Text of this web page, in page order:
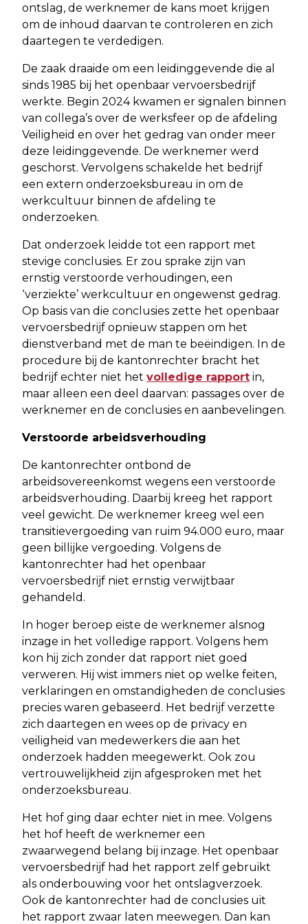
ontslag, de werknemer de kans moet krijgen
om de inhoud daarvan te controleren en zich
daartegen te verdedigen.
De zaak draaide om een leidinggevende die al
sinds 1985 bij het openbaar vervoersbedrijf
werkte. Begin 2024 kwamen er signalen binnen
van collega’s over de werksfeer op de afdeling
Veiligheid en over het gedrag van onder meer
deze leidinggevende. De werknemer werd
geschorst. Vervolgens schakelde het bedrijf
een extern onderzoeksbureau in om de
werkcultuur binnen de afdeling te
onderzoeken.
Dat onderzoek leidde tot een rapport met
stevige conclusies. Er zou sprake zijn van
ernstig verstoorde verhoudingen, een
‘verziekte’ werkcultuur en ongewenst gedrag.
Op basis van die conclusies zette het openbaar
vervoersbedrijf opnieuw stappen om het
dienstverband met de man te beëindigen. In de
procedure bij de kantonrechter bracht het
bedrijf echter niet het volledige rapport in,
maar alleen een deel daarvan: passages over de
werknemer en de conclusies en aanbevelingen.
Verstoorde arbeidsverhouding
De kantonrechter ontbond de
arbeidsovereenkomst wegens een verstoorde
arbeidsverhouding. Daarbij kreeg het rapport
veel gewicht. De werknemer kreeg wel een
transitievergoeding van ruim 94.000 euro, maar
geen billijke vergoeding. Volgens de
kantonrechter had het openbaar
vervoersbedrijf niet ernstig verwijtbaar
gehandeld.
In hoger beroep eiste de werknemer alsnog
inzage in het volledige rapport. Volgens hem
kon hij zich zonder dat rapport niet goed
verweren. Hij wist immers niet op welke feiten,
verklaringen en omstandigheden de conclusies
precies waren gebaseerd. Het bedrijf verzette
zich daartegen en wees op de privacy en
veiligheid van medewerkers die aan het
onderzoek hadden meegewerkt. Ook zou
vertrouwelijkheid zijn afgesproken met het
onderzoeksbureau.
Het hof ging daar echter niet in mee. Volgens
het hof heeft de werknemer een
zwaarwegend belang bij inzage. Het openbaar
vervoersbedrijf had het rapport zelf gebruikt
als onderbouwing voor het ontslagverzoek.
Ook de kantonrechter had de conclusies uit
het rapport zwaar laten meewegen. Dan kan